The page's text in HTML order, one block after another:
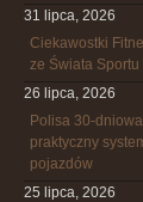
31 lipca, 2026
Ciekawostki
ze Świata Sportu
26 lipca, 2026
Polisa 30-
praktyczny
pojazdów
25 lipca, 2026